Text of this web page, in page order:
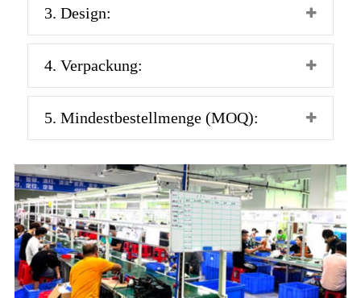
3. Design:
4. Verpackung:
5. Mindestbestellmenge (MOQ):